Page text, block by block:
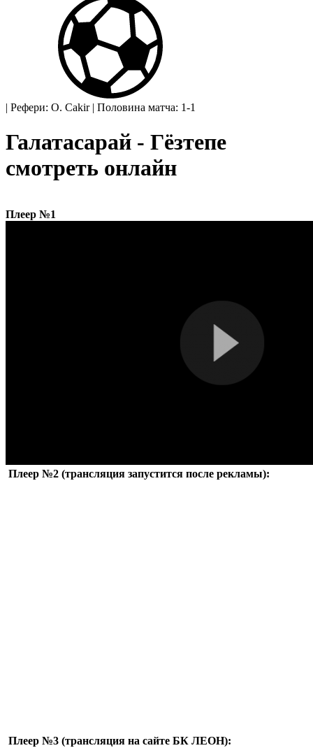
| Рефери: O. Cakir | Половина матча: 1-1
Галатасарай - Гёзтепе
смотреть онлайн
Плеер №1
Плеер №2 (трансляция запустится после рекламы):
Плеер №3 (трансляция на сайте БК ЛЕОН):